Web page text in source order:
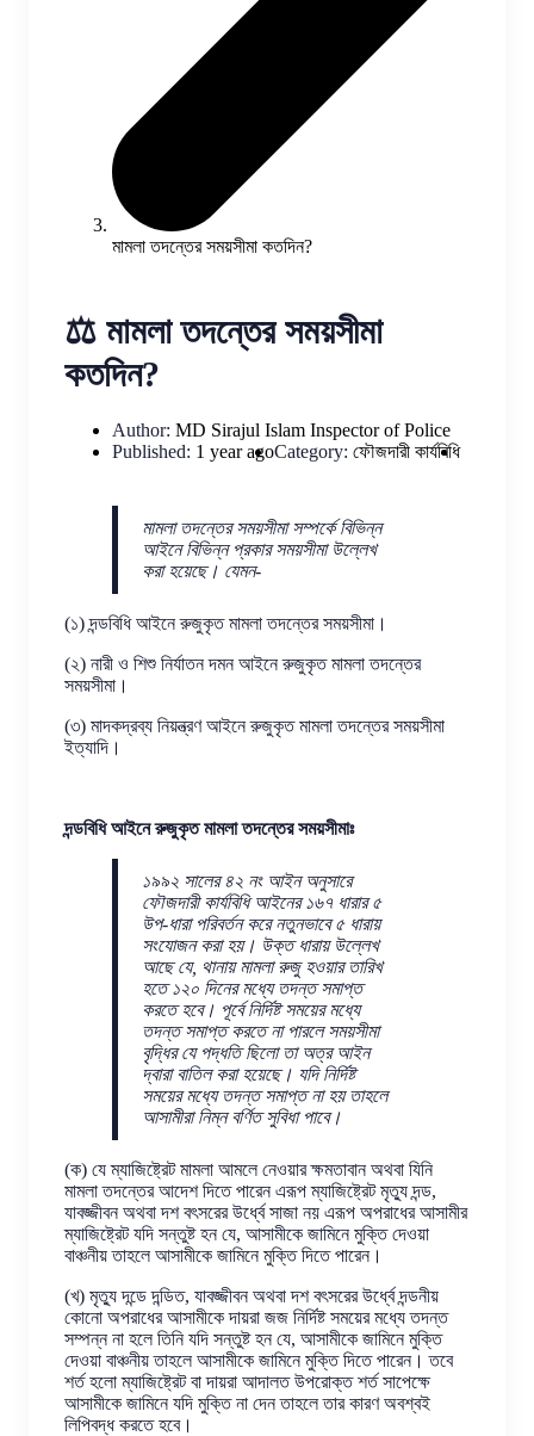
মামলা তদন্তের সময়সীমা কতদিন?
⚖️ মামলা তদন্তের সময়সীমা
কতদিন?
Author: MD Sirajul Islam Inspector of Police
Published: 1 year agoCategory: ফৌজদারী কার্যবিধি
মামলা তদন্তের সময়সীমা সম্পর্কে বিভিন্ন
আইনে বিভিন্ন প্রকার সময়সীমা উল্লেখ
করা হয়েছে। যেমন-
(১) দন্ডবিধি আইনে রুজুকৃত মামলা তদন্তের সময়সীমা।
(২) নারী ও শিশু নির্যাতন দমন আইনে রুজুকৃত মামলা তদন্তের
সময়সীমা।
(৩) মাদকদ্রব্য নিয়ন্ত্রণ আইনে রুজুকৃত মামলা তদন্তের সময়সীমা
ইত্যাদি।
দন্ডবিধি আইনে রুজুকৃত মামলা তদন্তের সময়সীমাঃ
১৯৯২ সালের ৪২ নং আইন অনুসারে
ফৌজদারী কার্যবিধি আইনের ১৬৭ ধারার ৫
উপ-ধারা পরিবর্তন করে নতুনভাবে ৫ ধারায়
সংযোজন করা হয়। উক্ত ধারায় উল্লেখ
আছে যে, থানায় মামলা রুজু হওয়ার তারিখ
হতে ১২০ দিনের মধ্যে তদন্ত সমাপ্ত
করতে হবে। পূর্বে নির্দিষ্ট সময়ের মধ্যে
তদন্ত সমাপ্ত করতে না পারলে সময়সীমা
বৃদ্ধির যে পদ্ধতি ছিলো তা অত্র আইন
দ্বারা বাতিল করা হয়েছে। যদি নির্দিষ্ট
সময়ের মধ্যে তদন্ত সমাপ্ত না হয় তাহলে
আসামীরা নিম্ন বর্ণিত সুবিধা পাবে।
(ক) যে ম্যাজিষ্ট্রেট মামলা আমলে নেওয়ার ক্ষমতাবান অথবা যিনি
মামলা তদন্তের আদেশ দিতে পারেন এরূপ ম্যাজিষ্ট্রেট মৃত্যু দন্ড,
যাবজ্জীবন অথবা দশ বৎসরের উর্ধ্বে সাজা নয় এরূপ অপরাধের আসামীর
ম্যাজিষ্ট্রেট যদি সন্তুষ্ট হন যে, আসামীকে জামিনে মুক্তি দেওয়া
বাঞ্চনীয় তাহলে আসামীকে জামিনে মুক্তি দিতে পারেন।
(খ) মৃত্যু দন্ডে দন্ডিত, যাবজ্জীবন অথবা দশ বৎসরের উর্ধ্বে দন্ডনীয়
কোনো অপরাধের আসামীকে দায়রা জজ নির্দিষ্ট সময়ের মধ্যে তদন্ত
সম্পন্ন না হলে তিনি যদি সন্তুষ্ট হন যে, আসামীকে জামিনে মুক্তি
দেওয়া বাঞ্চনীয় তাহলে আসামীকে জামিনে মুক্তি দিতে পারেন। তবে
শর্ত হলো ম্যাজিষ্ট্রেট বা দায়রা আদালত উপরোক্ত শর্ত সাপেক্ষে
আসামীকে জামিনে যদি মুক্তি না দেন তাহলে তার কারণ অবশ্বই
লিপিবদ্ধ করতে হবে।